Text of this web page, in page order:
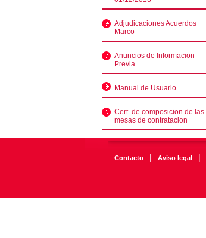
Adjudicaciones Acuerdos
Marco
Anuncios de Informacion
Previa
Manual de Usuario
Cert. de composicion de las
mesas de contratacion
Contacto | Aviso legal |